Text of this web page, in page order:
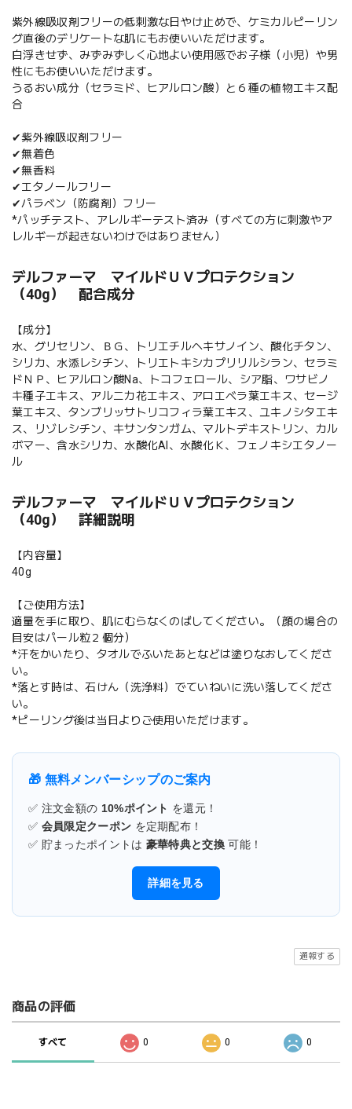
紫外線吸収剤フリーの低刺激な日やけ止めで、ケミカルピーリン
グ直後のデリケートな肌にもお使いいただけます。
白浮きせず、みずみずしく心地よい使用感でお子様（小児）や男
性にもお使いいただけます。
うるおい成分（セラミド、ヒアルロン酸）と６種の植物エキス配
合
✔紫外線吸収剤フリー
✔無着色
✔無香料
✔エタノールフリー
✔パラベン（防腐剤）フリー
*パッチテスト、アレルギーテスト済み（すべての方に刺激やア
レルギーが起きないわけではありません）
デルファーマ マイルドＵＶプロテクション
（40g） 配合成分
【成分】
水、グリセリン、ＢＧ、トリエチルヘキサノイン、酸化チタン、
シリカ、水添レシチン、トリエトキシカプリリルシラン、セラミ
ドＮＰ、ヒアルロン酸Na、トコフェロール、シア脂、ワサビノ
キ種子エキス、アルニカ花エキス、アロエベラ葉エキス、セージ
葉エキス、タンブリッサトリコフィラ葉エキス、ユキノシタエキ
ス、リゾレシチン、キサンタンガム、マルトデキストリン、カル
ボマー、含水シリカ、水酸化Al、水酸化Ｋ、フェノキシエタノー
ル
デルファーマ マイルドＵＶプロテクション
（40g） 詳細説明
【内容量】
40g
【ご使用方法】
適量を手に取り、肌にむらなくのばしてください。（顔の場合の
目安はパール粒２個分）
*汗をかいたり、タオルでふいたあとなどは塗りなおしてくださ
い。
*落とす時は、石けん（洗浄料）でていねいに洗い落してくださ
い。
*ピーリング後は当日よりご使用いただけます。
🎁 無料メンバーシップのご案内
✅ 注文金額の 10%ポイント を還元！
✅ 会員限定クーポン を定期配布！
✅ 貯まったポイントは 豪華特典と交換 可能！
詳細を見る
通報する
商品の評価
すべて 0 0 0